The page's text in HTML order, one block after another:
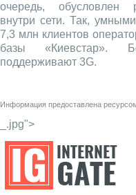
очередь, обусловлен
внутри сети. Так,
7,3 млн клиентов
базы «Киевстар».
поддерживают 3G.
Информация предоставлена
_.jpg">